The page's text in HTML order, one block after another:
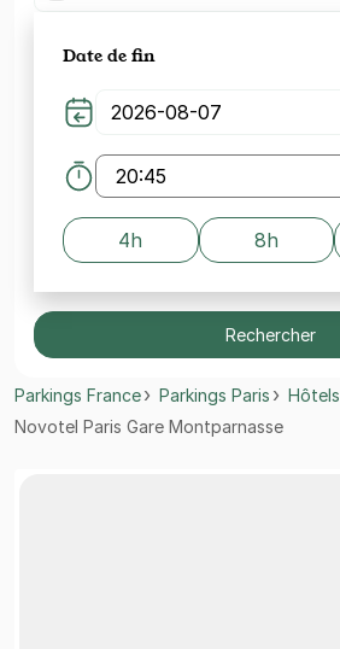
Date de fin
4h 8h
Rechercher
Parkings France Parkings Paris
Hôtels
Novotel Paris Gare Montparnasse